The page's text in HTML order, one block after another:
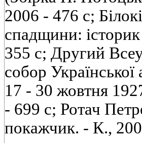
2006 - 476 с;
спадщини:
355 с; Другий
собор
17 - 30 жовтня
- 699 с; Ротач
покажчик. - К.,